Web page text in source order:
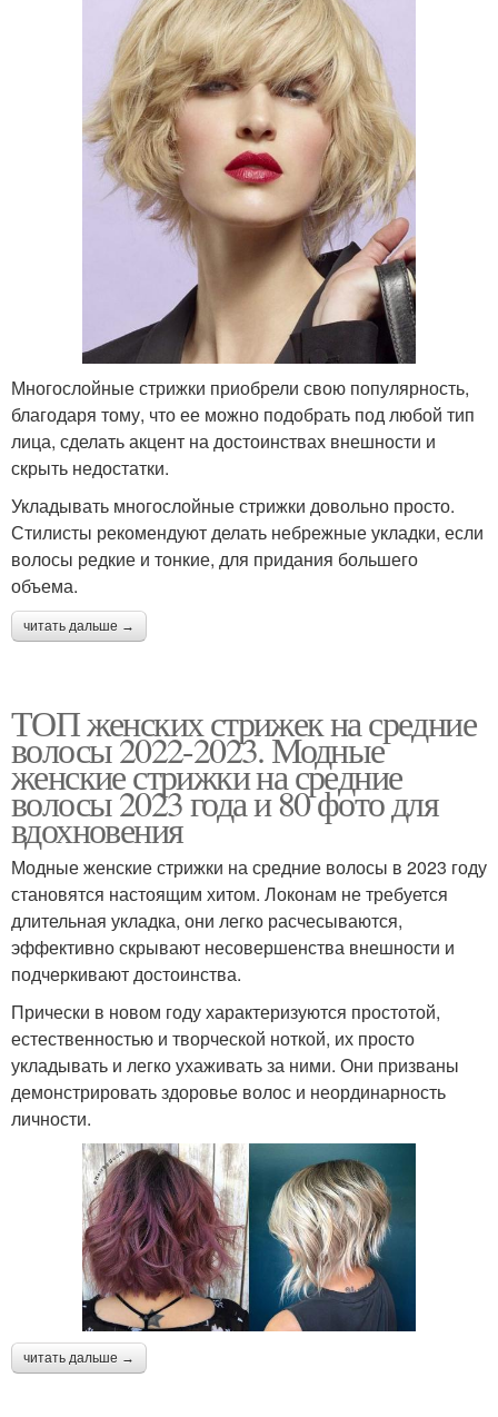
Многослойные стрижки приобрели свою популярность,
благодаря тому, что ее можно подобрать под любой тип
лица, сделать акцент на достоинствах внешности и
скрыть недостатки.
Укладывать многослойные стрижки довольно просто.
Стилисты рекомендуют делать небрежные укладки, если
волосы редкие и тонкие, для придания большего
объема.
читать дальше →
ТОП женских стрижек на средние
волосы 2022-2023. Модные
женские стрижки на средние
волосы 2023 года и 80 фото для
вдохновения
Модные женские стрижки на средние волосы в 2023 году
становятся настоящим хитом. Локонам не требуется
длительная укладка, они легко расчесываются,
эффективно скрывают несовершенства внешности и
подчеркивают достоинства.
Прически в новом году характеризуются простотой,
естественностью и творческой ноткой, их просто
укладывать и легко ухаживать за ними. Они призваны
демонстрировать здоровье волос и неординарность
личности.
читать дальше →